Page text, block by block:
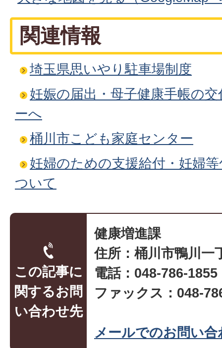
関連情報
埼玉県思いやり駐車場制度
妊娠の届出・母子健康手帳の
ーへ
桶川市こども家庭センター
妊婦のための支援給付・妊婦
ついて
この記事に
関するお問
い合わせ先
健康増進課
住所：桶川市鴨川一
電話：048-786-1855
ファックス：048-
メールでのお問い